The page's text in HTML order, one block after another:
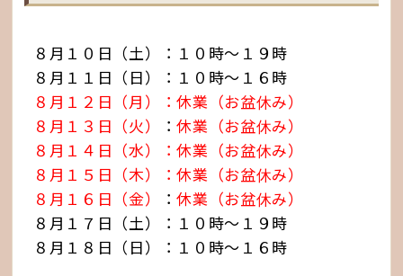
８月１０日（土）：１０時〜１９時
８月１１日（日）：１０時〜１６時
８月１２日（月 ）：休業（お盆休み）
８月１３日（火）
：休業（お盆休み）
８月１４日（水）：休業（お盆休み）
８月１５日（木）：休業（お盆休み）
８月１６日（金）
：休業（お盆休み）
８月１７日（土）：１０時〜１９時
８月１８日（日）：１０時〜１６時